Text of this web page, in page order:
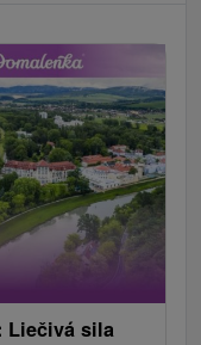
Liečivá sila